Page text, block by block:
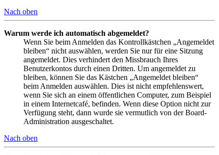
Nach oben
Warum werde ich automatisch abgemeldet?
Wenn Sie beim Anmelden das Kontrollkästchen „Angemeldet
bleiben“ nicht auswählen, werden Sie nur für eine Sitzung
angemeldet. Dies verhindert den Missbrauch Ihres
Benutzerkontos durch einen Dritten. Um angemeldet zu
bleiben, können Sie das Kästchen „Angemeldet bleiben“
beim Anmelden auswählen. Dies ist nicht empfehlenswert,
wenn Sie sich an einem öffentlichen Computer, zum Beispiel
in einem Internetcafé, befinden. Wenn diese Option nicht zur
Verfügung steht, dann wurde sie vermutlich von der Board-
Administration ausgeschaltet.
Nach oben